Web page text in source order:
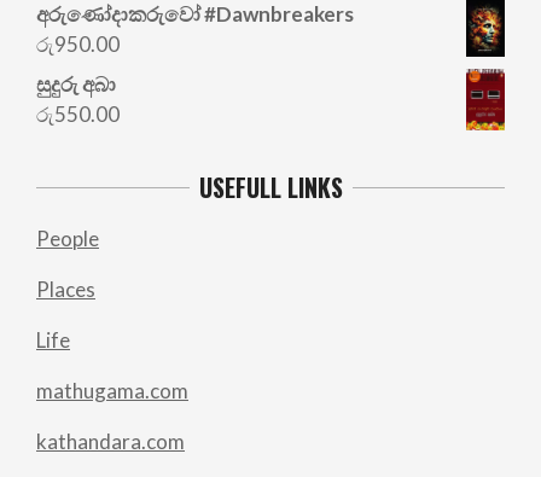
අරු‍ණෝදාකරුවෝ #Dawnbreakers
රු950.00
සුදුරු අබා
රු550.00
USEFULL LINKS
People
Places
Life
mathugama.com
kathandara.com